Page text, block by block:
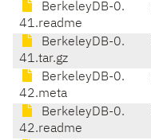
BerkeleyDB-0.
41.readme
BerkeleyDB-0.
41.tar.gz
BerkeleyDB-0.
42.meta
BerkeleyDB-0.
42.readme